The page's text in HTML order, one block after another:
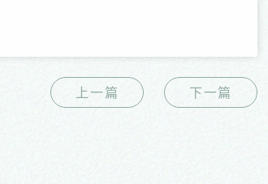
上一篇 下一篇